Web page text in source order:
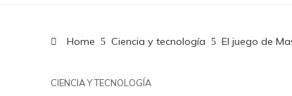
Home Ciencia y tecnología El juego de
CIENCIA Y TECNOLOGÍA